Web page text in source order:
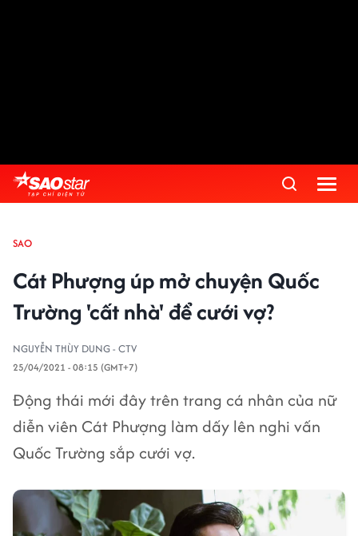
SAO
Cát Phượng úp mở chuyện Quốc
Trường 'cất nhà' để cưới vợ?
NGUYỄN THÙY DUNG - CTV
25/04/2021 - 08:15 (GMT+7)
Động thái mới đây trên trang cá nhân của nữ
diễn viên Cát Phượng làm dấy lên nghi vấn
Quốc Trường sắp cưới vợ.